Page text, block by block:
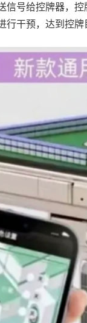
信号给控牌器，
干预，达到控牌